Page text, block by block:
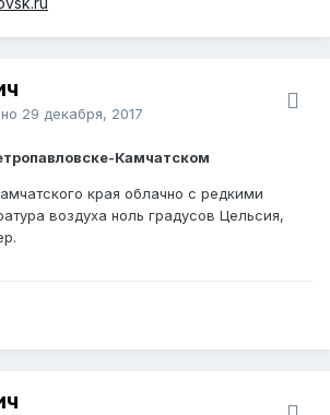
29 декабря, 2017
Камчатском
края облачно с редкими
воздуха ноль градусов Цельсия,